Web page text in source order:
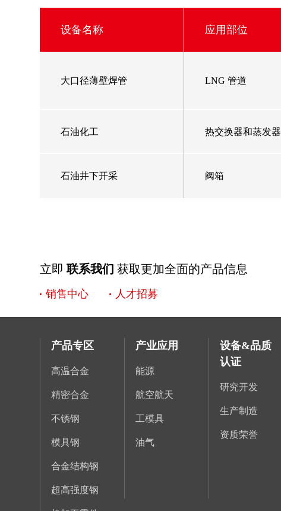
设备名称 应用部位
大口径薄壁焊管 LNG 管道
石油化工 热交换器和蒸发器
石油井下开采 阀箱
立即联系我们 获取更加全面的产品信息
销售中心 人才招募
产品专区
高温合金
精密合金
不锈钢
模具钢
合金结构钢
超高强度钢
产业应用
能源
航空航天
工模具
油气
设备&品质
认证
研究开发
生产制造
资质荣誉